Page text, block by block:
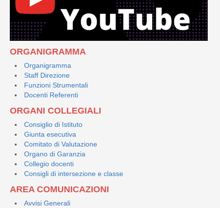
ORGANIGRAMMA
Organigramma
Staff Direzione
Funzioni Strumentali
Docenti Referenti
ORGANI COLLEGIALI
Consiglio di Istituto
Giunta esecutiva
Comitato di Valutazione
Organo di Garanzia
Collegio docenti
Consigli di intersezione e classe
AREA COMUNICAZIONI
Avvisi Generali